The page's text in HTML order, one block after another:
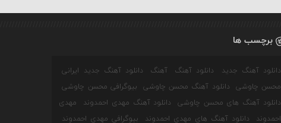
برچسب ها
دانلود آهنگ جدید دانلود آهنگ آهنگ
دانلود آهنگ جدید ایرانی
محسن چاوشی
دانلود آهنگ محسن چاوشی
بیوگرافی محسن چاوشی
دانلود آهنگ های محسن چاوشی
دانلود آهنگ مهدی احمدوند
مهدی
احمدوند
دانلود آهنگ های مهدی احمدوند بیوگرافی مهدی احمدوند